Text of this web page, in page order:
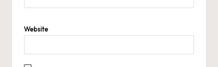
Website